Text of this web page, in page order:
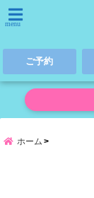
menu
ご予約
ホーム